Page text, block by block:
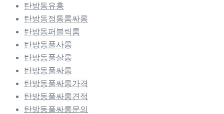
탄방동유흥
탄방동정통룸싸롱
탄방동퍼블릭룸
탄방동풀사롱
탄방동풀살롱
탄방동풀싸롱
탄방동풀싸롱가격
탄방동풀싸롱견적
탄방동풀싸롱문의